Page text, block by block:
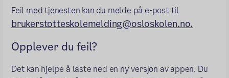
Feil med tjenesten kan du melde på e-post til
brukerstotteskolemelding@osloskolen.no.
Opplever du feil?
Det kan hjelpe å laste ned en ny versjon av appen. Du